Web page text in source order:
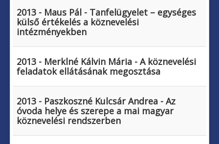
2013 - Maus Pál - Tanfelügyelet – egységes
külső értékelés a köznevelési
intézményekben
2013 - Merklné Kálvin Mária - A köznevelési
feladatok ellátásának megosztása
2013 - Paszkoszné Kulcsár Andrea - Az
óvoda helye és szerepe a mai magyar
köznevelési rendszerben